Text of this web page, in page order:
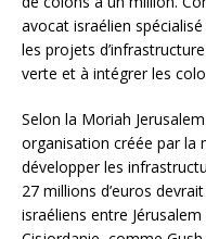
avocat israélien
les projets
verte et à intégrer les
Selon la Moriah
organisation créée par la
développer les
27 millions d’euros
israéliens entre